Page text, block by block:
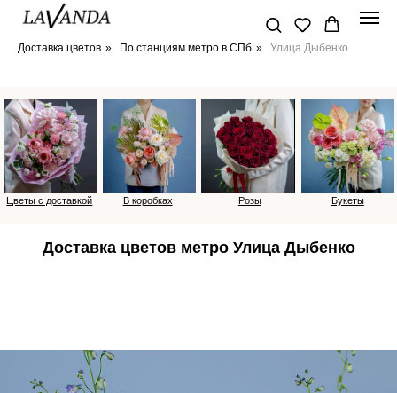
Доставка цветов » По станциям метро в СПб » Улица Дыбенко
В коробках Букеты
Розы
Цветы с доставкой
Доставка цветов метро Улица Дыбенко